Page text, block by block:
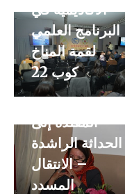
الأكاديمية في
البرنامج العلمي
لقمة المناخ
كوب 22
محاضرة –
الأستاذة رجاء
ناجي المكاوي –
من الحداثة
المقلدة إلى
الحداثة الراشدة
– الانتقال
المسدد